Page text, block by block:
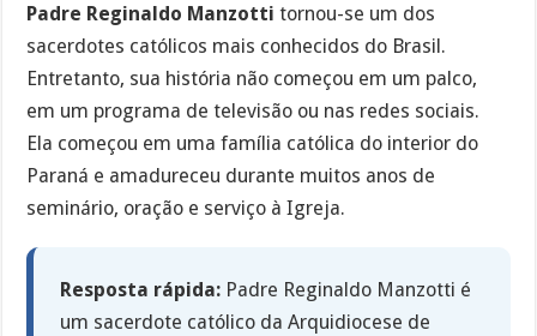
Padre Reginaldo Manzotti tornou-se um dos
sacerdotes católicos mais conhecidos do Brasil.
Entretanto, sua história não começou em um palco,
em um programa de televisão ou nas redes sociais.
Ela começou em uma família católica do interior do
Paraná e amadureceu durante muitos anos de
seminário, oração e serviço à Igreja.
Resposta rápida: Padre Reginaldo Manzotti é
um sacerdote católico da Arquidiocese de